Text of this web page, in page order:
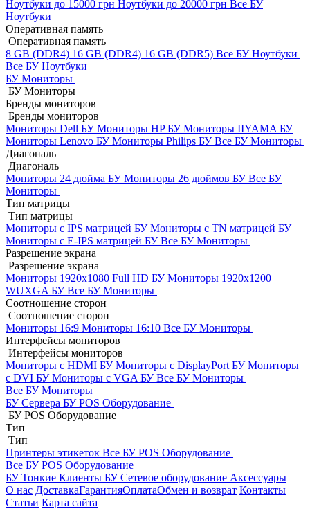
Ноутбуки до 15000 грн Ноутбуки до 20000 грн Все БУ
Ноутбуки
Оперативная память
Оперативная память
8 GB (DDR4) 16 GB (DDR4) 16 GB (DDR5) Все БУ Ноутбуки
Все БУ Ноутбуки
БУ Мониторы
БУ Мониторы
Бренды мониторов
Бренды мониторов
Мониторы Dell БУМониторы HP БУМониторы IIYAMA БУ
Мониторы Lenovo БУМониторы Philips БУВсе БУ Мониторы
Диагональ
Диагональ
Мониторы 24 дюйма БУМониторы 26 дюймов БУВсе БУ
Мониторы
Тип матрицы
Тип матрицы
Мониторы с IPS матрицей БУМониторы с TN матрицей БУ
Мониторы с E-IPS матрицей БУВсе БУ Мониторы
Разрешение экрана
Разрешение экрана
Мониторы 1920x1080 Full HD БУМониторы 1920x1200
WUXGA БУВсе БУ Мониторы
Соотношение сторон
Соотношение сторон
Мониторы 16:9 Мониторы 16:10 Все БУ Мониторы
Интерфейсы мониторов
Интерфейсы мониторов
Мониторы с HDMI БУМониторы с DisplayPort БУМониторы
с DVI БУМониторы с VGA БУВсе БУ Мониторы
Все БУ Мониторы
БУ Сервера БУ POS Оборудование
БУ POS Оборудование
Тип
Тип
Принтеры этикеток Все БУ POS Оборудование
Все БУ POS Оборудование
БУ Тонкие Клиенты БУ Сетевое оборудование Аксессуары
О нас ДоставкаГарантияОплатаОбмен и возврат Контакты
Статьи Карта сайта